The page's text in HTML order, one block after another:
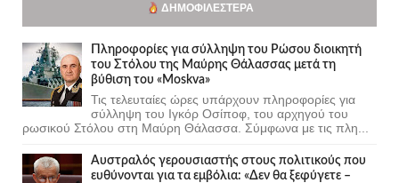
ΔΗΜΟΦΙΛΈΣΤΕΡΑ
Πληροφορίες για σύλληψη του Ρώσου διοικητή
του Στόλου της Mαύρης Θάλασσας μετά τη
βύθιση του «Moskva»
Τις τελευταίες ώρες υπάρχουν πληροφορίες για
σύλληψη του Ιγκόρ Οσίποφ, του αρχηγού του
ρωσικού Στόλου στη Μαύρη Θάλασσα. Σύμφωνα με τις πλη...
Αυστραλός γερουσιαστής στους πολιτικούς που
ευθύνονται για τα εμβόλια: «Δεν θα ξεφύγετε –